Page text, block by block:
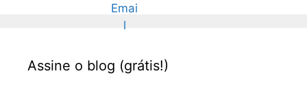
Assine o blog (grátis!)